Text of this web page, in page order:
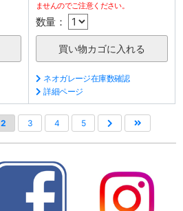
ませんのでご注意ください。
数量：
ネオガレージ在庫数確認
詳細ページ
2 3 4 5